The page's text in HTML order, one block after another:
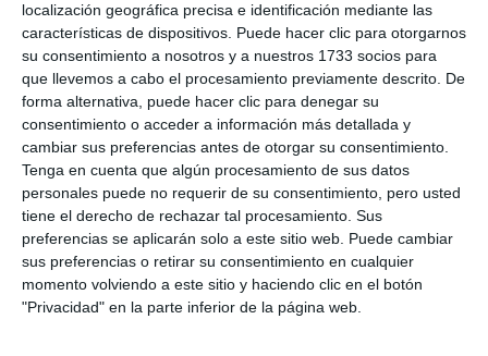
localización geográfica precisa e identificación mediante las
características de dispositivos. Puede hacer clic para otorgarnos
su consentimiento a nosotros y a nuestros 1733 socios para
que llevemos a cabo el procesamiento previamente descrito. De
forma alternativa, puede hacer clic para denegar su
consentimiento o acceder a información más detallada y
cambiar sus preferencias antes de otorgar su consentimiento.
Tenga en cuenta que algún procesamiento de sus datos
personales puede no requerir de su consentimiento, pero usted
tiene el derecho de rechazar tal procesamiento. Sus
preferencias se aplicarán solo a este sitio web. Puede cambiar
sus preferencias o retirar su consentimiento en cualquier
momento volviendo a este sitio y haciendo clic en el botón
"Privacidad" en la parte inferior de la página web.
Comparte esta noticia desde el siguiente enlace:
https://mijascom.com/?a=24535
MIJAS MIJAS SEMANAL MIJAS COMUNICACIÓN